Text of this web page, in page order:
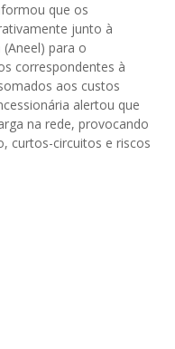
que os
junto à
para o
correspondentes à
aos custos
alertou que
na rede, provocando
curtos-circuitos e riscos